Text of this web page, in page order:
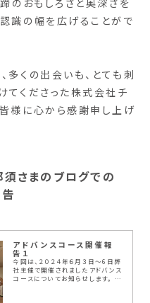
のおもしろさと奥深さを
識の幅を広げることがで
多くの出会いも、とても刺
てくださった株式会社チ
様に心から感謝申し上げ
さまのブログでの
アドバンスコース開催報
告１
今回は、２０２４年６月３日～6日弊
社主催で開催されましたアドバンス
コースについてお知らせします。 ホ